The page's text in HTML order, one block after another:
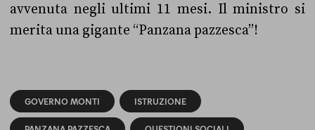
avvenuta negli ultimi 11 mesi. Il ministro si
merita una gigante “Panzana pazzesca”!
GOVERNO MONTI ISTRUZIONE